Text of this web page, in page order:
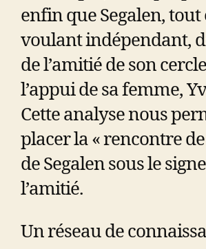
enfin que Segalen, tout
voulant indépendant,
de l’amitié de son
l’appui de sa femme,
Cette analyse nous
placer la « rencontre
de Segalen sous le
l’amitié.
Un réseau de